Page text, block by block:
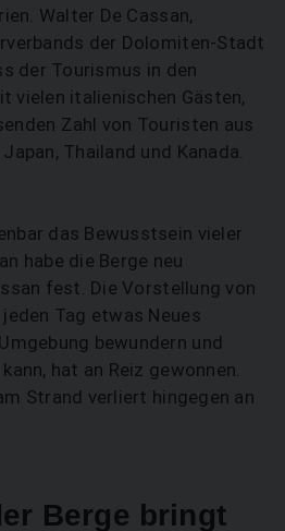
Walter De Cassan,
der Dolomiten-Stadt
der Tourismus in den
vielen italienischen Gästen,
Zahl von Touristen aus
Thailand und Kanada.
das Bewusstsein vieler
habe die Berge neu
fest. Die Vorstellung von
Tag etwas Neues
bewundern und
hat an Reiz gewonnen.
Strand verliert hingegen an
Berge bringt